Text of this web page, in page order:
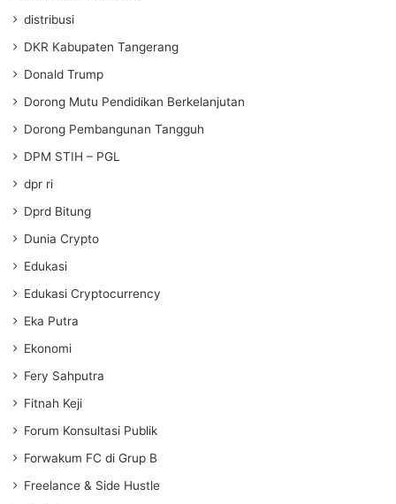
distribusi
DKR Kabupaten Tangerang
Donald Trump
Dorong Mutu Pendidikan Berkelanjutan
Dorong Pembangunan Tangguh
DPM STIH – PGL
dpr ri
Dprd Bitung
Dunia Crypto
Edukasi
Edukasi Cryptocurrency
Eka Putra
Ekonomi
Fery Sahputra
Fitnah Keji
Forum Konsultasi Publik
Forwakum FC di Grup B
Freelance & Side Hustle